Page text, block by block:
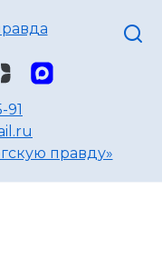
91
правду»